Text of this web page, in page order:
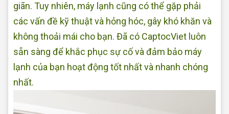
giãn. Tuy nhiên, máy lạnh cũng có thể gặp phải
các vấn đề kỹ thuật và hỏng hóc, gây khó khăn và
không thoải mái cho bạn. Đã có CaptocViet luôn
sẵn sàng để khắc phục sự cố và đảm bảo máy
lạnh của bạn hoạt động tốt nhất và nhanh chóng
nhất.